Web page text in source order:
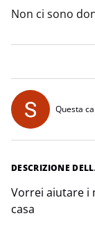
Non ci sono
Questa
DESCRIZIONE
Vorrei aiutare i
casa